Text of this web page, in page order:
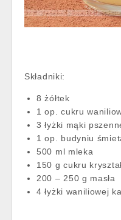
Składniki:
8 żółtek
1 op. cukru
3 łyżki mąki
1 op. budyniu
500 ml mleka
150 g cukru
200 – 250 g masła
4 łyżki waniliowej